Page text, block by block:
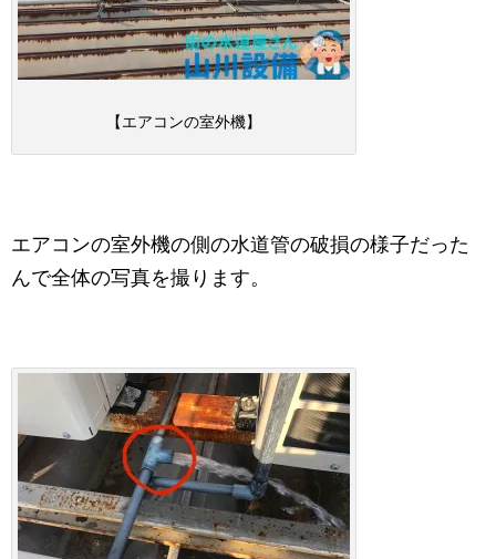
【エアコンの室外機】
エアコンの室外機の側の水道管の破損の様子だった
んで全体の写真を撮ります。